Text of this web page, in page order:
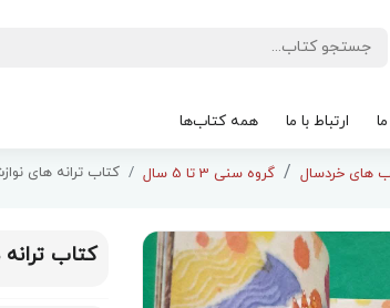
ارتباط با ما همه کتاب‌ها
های خردسال گروه سنی 3 تا 5 سال کتاب ترانه های
کتاب